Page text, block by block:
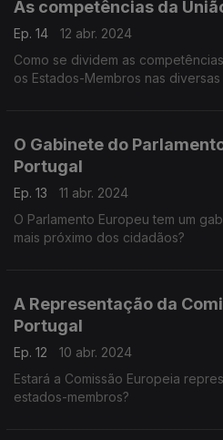
As competências da
Ep. 14
12 abr. 2024
Como se dividem as
os Estados-Membros nas
O Gabinete do
Portugal
Ep. 13
11 abr. 2024
O Parlamento Europeu tem um
mais próximo dos cidadãos?
A Representação da
Portugal
Ep. 12
10 abr. 2024
Estará a Comissão Europeia
estados-membros?